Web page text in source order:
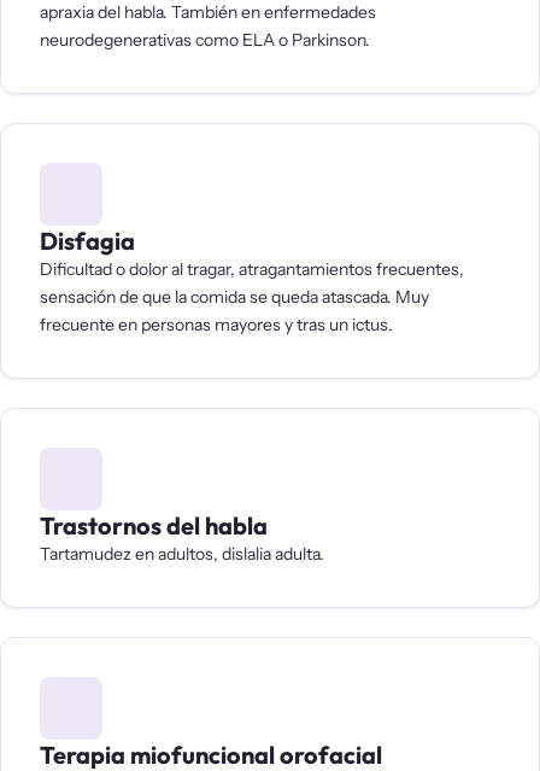
apraxia del habla. También en enfermedades
neurodegenerativas como ELA o Parkinson.
Disfagia
Dificultad o dolor al tragar, atragantamientos frecuentes,
sensación de que la comida se queda atascada. Muy
frecuente en personas mayores y tras un ictus.
Trastornos del habla
Tartamudez en adultos, dislalia adulta.
Terapia miofuncional orofacial